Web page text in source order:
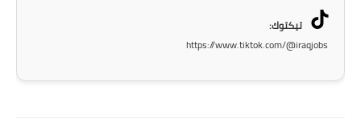
تيكتوك:
https://www.tiktok.com/@iraqjobs